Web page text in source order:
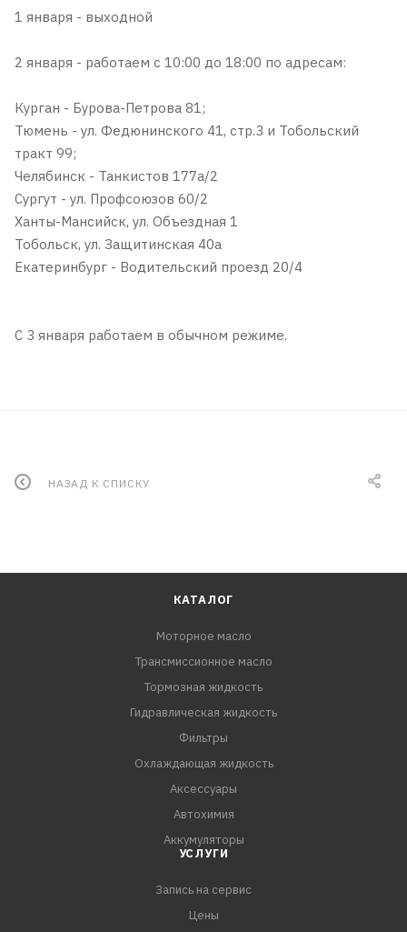
1 января - выходной
2 января - работаем с 10:00 до 18:00 по адресам:
Курган - Бурова-Петрова 81;
Тюмень - ул. Федюнинского 41, стр.3 и Тобольский
тракт 99;
Челябинск - Танкистов 177а/2
Сургут - ул. Профсоюзов 60/2
Ханты-Мансийск, ул. Объездная 1
Тобольск, ул. Защитинская 40а
Екатеринбург - Водительский проезд 20/4
С 3 января работаем в обычном режиме.
НАЗАД К СПИСКУ
КАТАЛОГ
Моторное масло
Трансмиссионное масло
Тормозная жидкость
Гидравлическая жидкость
Фильтры
Охлаждающая жидкость
Аксессуары
Автохимия
Аккумуляторы
УСЛУГИ
Запись на сервис
Цены